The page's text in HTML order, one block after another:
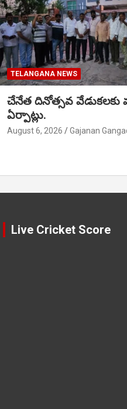
TELANGANA NEWS
చేనేత దినోత్సవ వేడుకలకు
ఏర్పాట్లు.
August 6, 2026 Gajanan
Live Cricket Score